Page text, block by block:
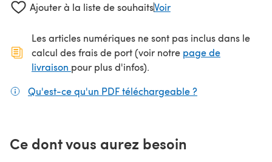
Ajouter à la liste de souhaitsVoir
Les articles numériques ne sont pas inclus dans le
calcul des frais de port (voir notre page de
livraison (s'ouvre dans un nouvel onglet)
pour plus d'infos).
Qu'est-ce qu'un PDF téléchargeable ?
Ce dont vous aurez besoin